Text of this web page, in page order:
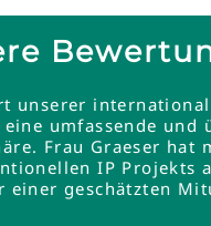
unserer
eine umfassende
Frau Graeser
IP Projekts
einer geschätzten